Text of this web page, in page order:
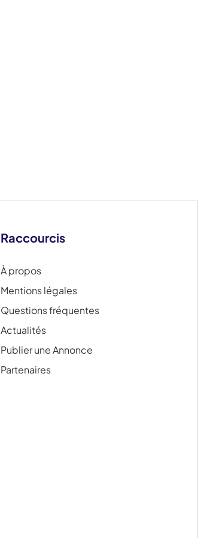
Raccourcis
À propos
Mentions légales
Questions fréquentes
Actualités
Publier une Annonce
Partenaires